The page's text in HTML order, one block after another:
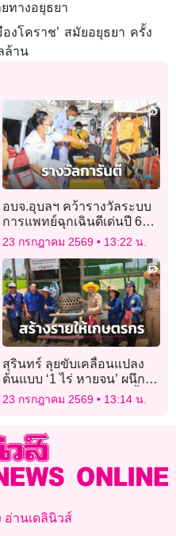
ทางอยุธยา
งโคราช’ สมัยอยุธยา ครั้ง
ล้าน
อบจ.อุบลฯ คว้ารางวัลระบบ
การแพทย์ฉุกเฉินดีเด่นปี 69
จาก สพฉ.
23 กรกฎาคม 2569 13:22 น.
สุรินทร์ ลุยขับเคลื่อนแปลง
ต้นแบบ ‘1 ไร่ หายจน’ ผนึก
มูลนิธิปิดทองหลังพระฯ ตั้ง
เป้าสร้างรายได้แสนบาทต่อ
23 กรกฎาคม 2569 13:14 น.
อ่านเดลินิวส์